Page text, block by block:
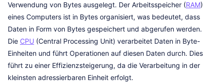
Verwendung von Bytes ausgelegt. Der Arbeitsspeicher (RAM)
eines Computers ist in Bytes organisiert, was bedeutet, dass
Daten in Form von Bytes gespeichert und abgerufen werden.
Die CPU (Central Processing Unit) verarbeitet Daten in Byte-
Einheiten und führt Operationen auf diesen Daten durch. Dies
führt zu einer Effizienzsteigerung, da die Verarbeitung in der
kleinsten adressierbaren Einheit erfolgt.